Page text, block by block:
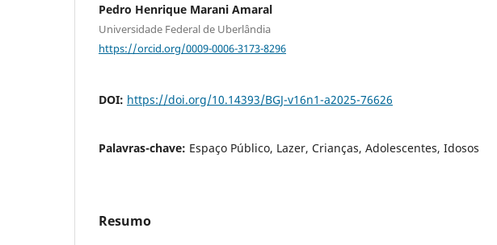
Pedro Henrique Marani Amaral
Universidade Federal de Uberlândia
https://orcid.org/0009-0006-3173-8296
DOI: https://doi.org/10.14393/BGJ-v16n1-a2025-76626
Palavras-chave: Espaço Público, Lazer, Crianças, Adolescentes, Idosos
Resumo